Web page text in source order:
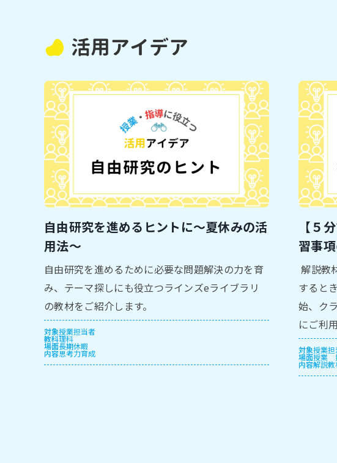
活用アイデア
自由研究を進めるヒントに～夏休みの活
用法～
自由研究を進めるために必要な問題解決の力を育
み、テーマ探しにも役立つラインズeライブラリ
の教材をご紹介します。
対象授業担当者
教科理科
場面長期休暇
内容思考力育成
【５
習事
解説教
すると
始、ク
にご利
対象授業担
場面授業
内容解説教